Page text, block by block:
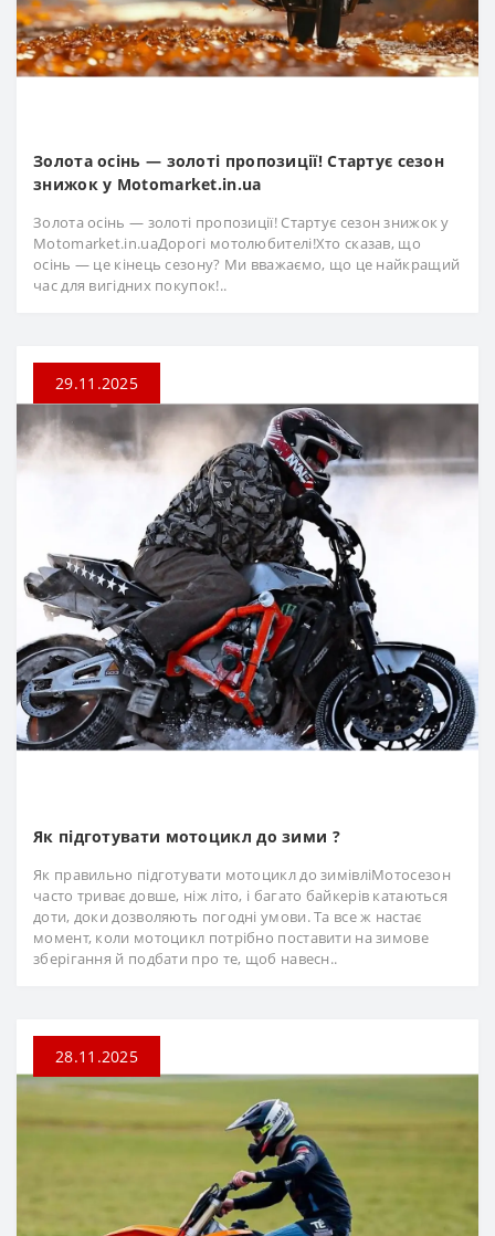
Золота осінь — золоті пропозиції! Стартує сезон
знижок у Motomarket.in.ua
Золота осінь — золоті пропозиції! Стартує сезон знижок у
Motomarket.in.uaДорогі мотолюбителі!Хто сказав, що
осінь — це кінець сезону? Ми вважаємо, що це найкращий
час для вигідних покупок!..
29.11.2025
Як підготувати мотоцикл до зими ?
Як правильно підготувати мотоцикл до зимівліМотосезон
часто триває довше, ніж літо, і багато байкерів катаються
доти, доки дозволяють погодні умови. Та все ж настає
момент, коли мотоцикл потрібно поставити на зимове
зберігання й подбати про те, щоб навесн..
28.11.2025